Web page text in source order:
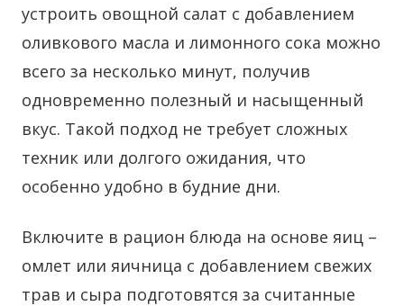
устроить овощной салат с добавлением
оливкового масла и лимонного сока можно
всего за несколько минут, получив
одновременно полезный и насыщенный
вкус. Такой подход не требует сложных
техник или долгого ожидания, что
особенно удобно в будние дни.
Включите в рацион блюда на основе яиц –
омлет или яичница с добавлением свежих
трав и сыра подготовятся за считанные